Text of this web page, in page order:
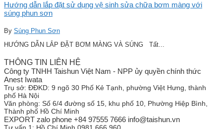
Hướng dẫn lắp đặt sử dụng vệ sinh sửa chữa bơm màng với
súng phun sơn
By Súng Phun Sơn
HƯỚNG DẪN LẮP ĐẶT BƠM MÀNG VÀ SÚNG Tất...
THÔNG TIN LIÊN HỆ
Công ty TNHH Taishun Việt Nam - NPP ủy quyền chính thức
Anest Iwata
Trụ sở: ĐĐKD: 9 ngõ 30 Phố Kẻ Tạnh, phường Việt Hưng, thành
phố Hà Nội
Văn phòng: Số 6/4 đường số 15, khu phố 10, Phường Hiệp Bình,
Thành phố Hồ Chí Minh
EXPORT zalo phone +84 97555 7666 info@taishun.vn